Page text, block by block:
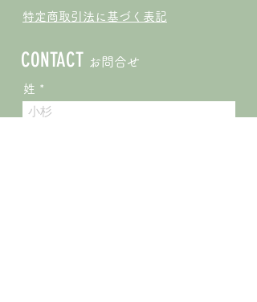
特定商取引法に基づく表記
CONTACT お問合せ
姓